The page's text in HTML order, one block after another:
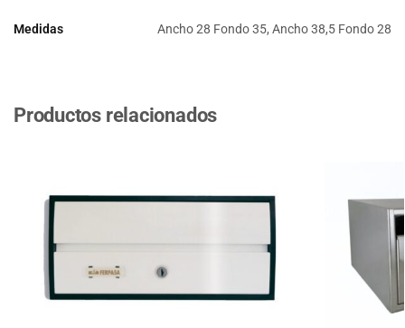
Medidas Ancho 28 Fondo 35, Ancho 38,5 Fondo 28
Productos relacionados